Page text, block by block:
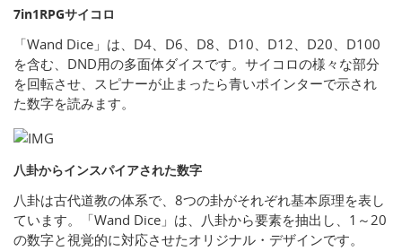
7in1RPGサイコロ
「Wand Dice」は、D4、D6、D8、D10、D12、D20、D100
を含む、DND用の多面体ダイスです。サイコロの様々な部分
を回転させ、スピナーが止まったら青いポインターで示され
た数字を読みます。
八卦からインスパイアされた数字
八卦は古代道教の体系で、8つの卦がそれぞれ基本原理を表し
ています。「Wand Dice」は、八卦から要素を抽出し、1～20
の数字と視覚的に対応させたオリジナル・デザインです。